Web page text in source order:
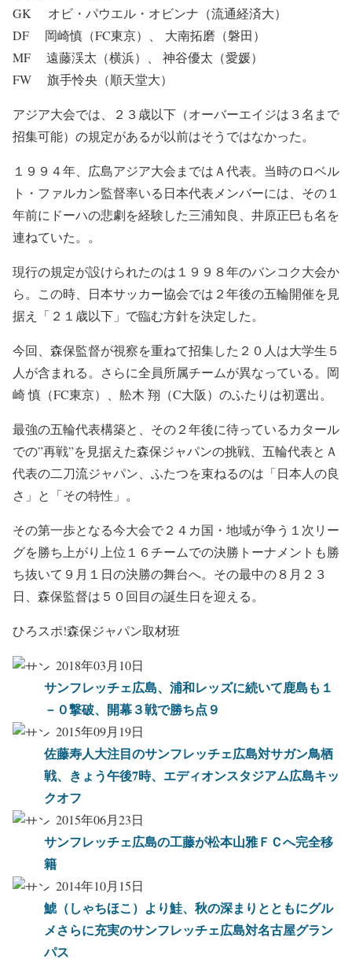
GK オビ・パウエル・オビンナ（流通経済大）
DF 岡崎慎（FC東京）、 大南拓磨（磐田）
MF 遠藤渓太（横浜）、 神谷優太（愛媛）
FW 旗手怜央（順天堂大）
アジア大会では、２３歳以下（オーバーエイジは３名まで
招集可能）の規定があるが以前はそうではなかった。
１９９４年、広島アジア大会まではＡ代表。当時のロベル
ト・ファルカン監督率いる日本代表メンバーには、その１
年前にドーハの悲劇を経験した三浦知良、井原正巳も名を
連ねていた。。
現行の規定が設けられたのは１９９８年のバンコク大会か
ら。この時、日本サッカー協会では２年後の五輪開催を見
据え「２１歳以下」で臨む方針を決定した。
今回、森保監督が視察を重ねて招集した２０人は大学生５
人が含まれる。さらに全員所属チームが異なっている。岡
崎 慎（FC東京）、舩木 翔（C大阪）のふたりは初選出。
最強の五輪代表構築と、その２年後に待っているカタール
での”再戦”を見据えた森保ジャパンの挑戦、五輪代表とＡ
代表の二刀流ジャパン、ふたつを束ねるのは「日本人の良
さ」と「その特性」。
その第一歩となる今大会で２４カ国・地域が争う１次リー
グを勝ち上がり上位１６チームでの決勝トーナメントも勝
ち抜いて９月１日の決勝の舞台へ。その最中の８月２３
日、森保監督は５０回目の誕生日を迎える。
ひろスポ!森保ジャパン取材班
2018年03月10日
サンフレッチェ広島、浦和レッズに続いて鹿島も１
－０撃破、開幕３戦で勝ち点９
2015年09月19日
佐藤寿人大注目のサンフレッチェ広島対サガン鳥栖
戦、きょう午後7時、エディオンスタジアム広島キッ
クオフ
2015年06月23日
サンフレッチェ広島の工藤が松本山雅ＦＣへ完全移
籍
2014年10月15日
鯱（しゃちほこ）より鮭、秋の深まりとともにグル
メさらに充実のサンフレッチェ広島対名古屋グラン
パス